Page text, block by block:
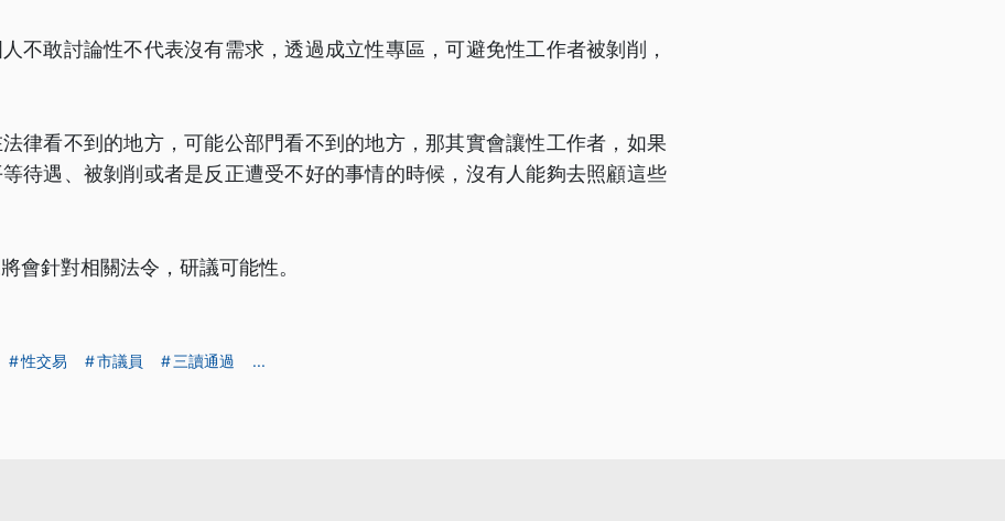
不敢討論性不代表沒有需求，透過成立性專區，可避免性工作者被剝削，
律看不到的地方，可能公部門看不到的地方，那其實會讓性工作者，如果
待遇、被剝削或者是反正遭受不好的事情的時候，沒有人能夠去照顧這些
會針對相關法令，研議可能性。
性交易 市議員 三讀通過 ...